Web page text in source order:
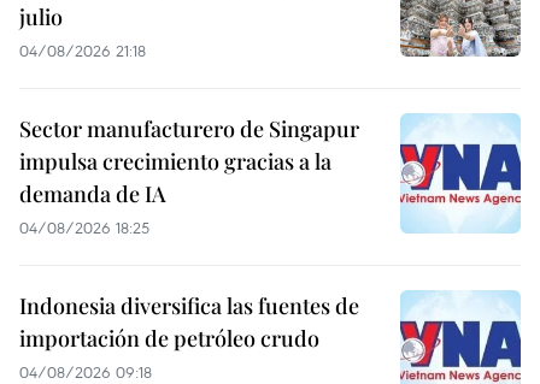
julio
04/08/2026 21:18
Sector manufacturero de Singapur
impulsa crecimiento gracias a la
demanda de IA
04/08/2026 18:25
Indonesia diversifica las fuentes de
importación de petróleo crudo
04/08/2026 09:18